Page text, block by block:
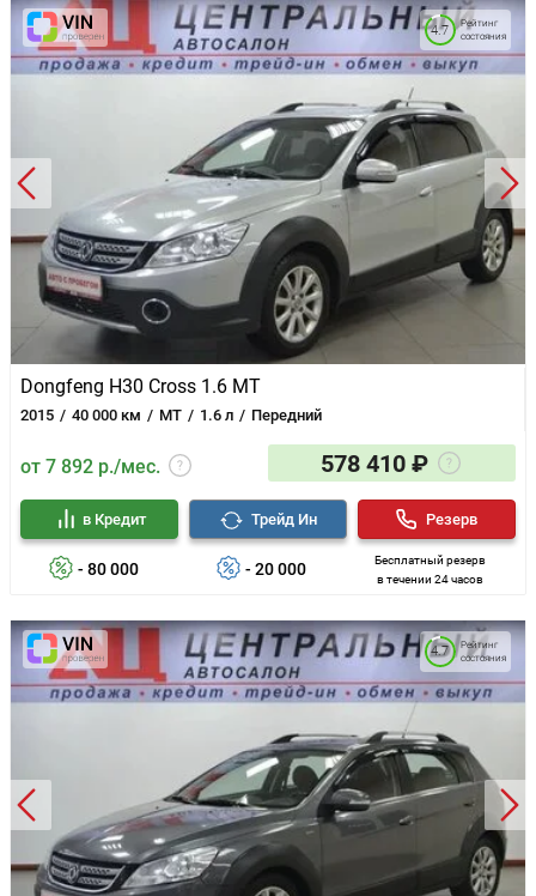
Dongfeng H30 Cross 1.6 MT
2015 40 000 км MT 1.6 л Передний
Рейтинг
состояния
4.7
от 7 892 р./мес. 578 410 ₽
- 80 000
в Кредит
- 20 000
Трейд Ин
Бесплатный резерв
в течении 24 часов
Резерв
Рейтинг
состояния
4.7